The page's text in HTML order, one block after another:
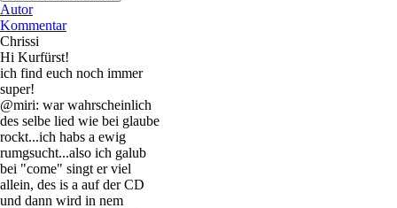
Autor
Kommentar
Chrissi
Hi Kurfürst!
ich find euch noch immer
super!
@miri: war wahrscheinlich
des selbe lied wie bei glaube
rockt...ich habs a ewig
rumgsucht...also ich galub
bei "come" singt er viel
allein, des is a auf der CD
und dann wird in nem